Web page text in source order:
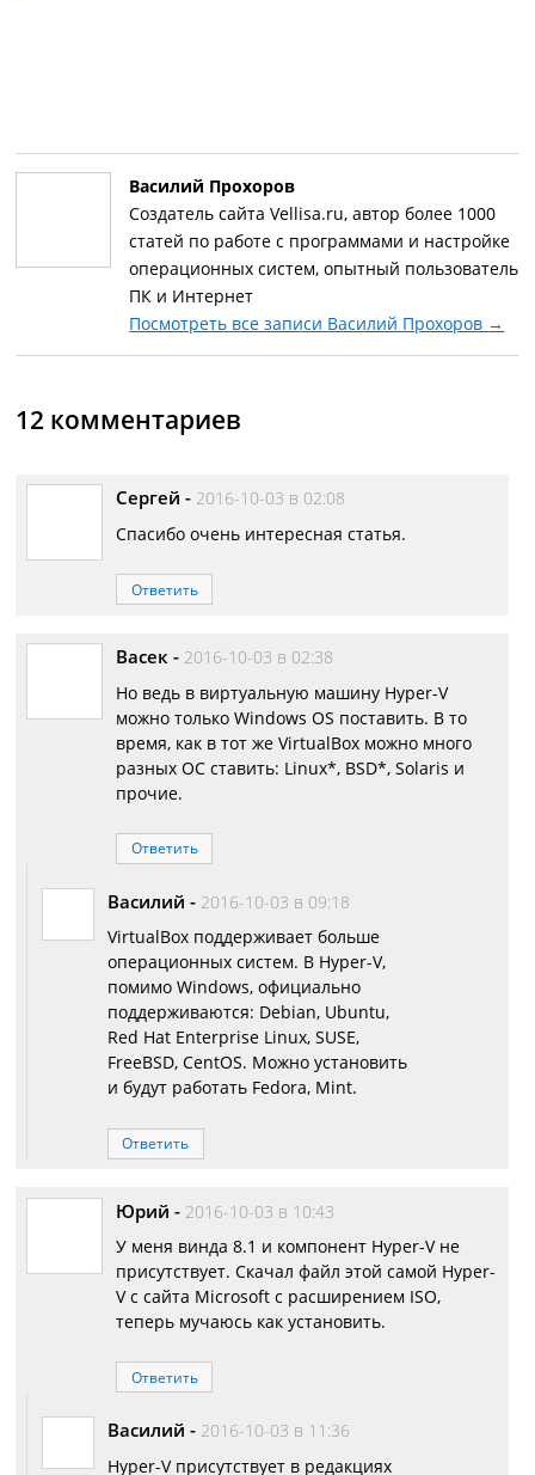
Василий Прохоров
Создатель сайта Vellisa.ru, автор более 1000
статей по работе с программами и настройке
операционных систем, опытный пользователь
ПК и Интернет
Посмотреть все записи Василий Прохоров →
12 комментариев
Сергей - 2016-10-03 в 02:08
Спасибо очень интересная статья.
Ответить
Васек - 2016-10-03 в 02:38
Но ведь в виртуальную машину Hyper-V
можно только Windows OS поставить. В то
время, как в тот же VirtualBox можно много
разных ОС ставить: Linux*, BSD*, Solaris и
прочие.
Ответить
Василий - 2016-10-03 в 09:18
VirtualBox поддерживает больше
операционных систем. В Hyper-V,
помимо Windows, официально
поддерживаются: Debian, Ubuntu,
Red Hat Enterprise Linux, SUSE,
FreeBSD, CentOS. Можно установить
и будут работать Fedora, Mint.
Ответить
Юрий - 2016-10-03 в 10:43
У меня винда 8.1 и компонент Hyper-V не
присутствует. Скачал файл этой самой Hyper-
V с сайта Microsoft с расширением ISO,
теперь мучаюсь как установить.
Ответить
Василий - 2016-10-03 в 11:36
Hyper-V присутствует в редакциях